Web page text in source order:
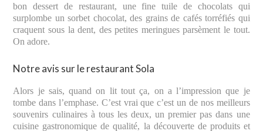
bon dessert de restaurant, une fine tuile de chocolats qui
surplombe un sorbet chocolat, des grains de cafés torréfiés qui
craquent sous la dent, des petites meringues parsèment le tout.
On adore.
Notre avis sur le restaurant Sola
Alors je sais, quand on lit tout ça, on a l’impression que je
tombe dans l’emphase. C’est vrai que c’est un de nos meilleurs
souvenirs culinaires à tous les deux, un premier pas dans une
cuisine gastronomique de qualité, la découverte de produits et